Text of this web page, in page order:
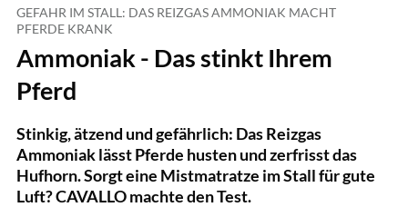
GEFAHR IM STALL: DAS REIZGAS AMMONIAK MACHT
PFERDE KRANK
Ammoniak - Das stinkt Ihrem
Pferd
Stinkig, ätzend und gefährlich: Das Reizgas
Ammoniak lässt Pferde husten und zerfrisst das
Hufhorn. Sorgt eine Mistmatratze im Stall für gute
Luft? CAVALLO machte den Test.